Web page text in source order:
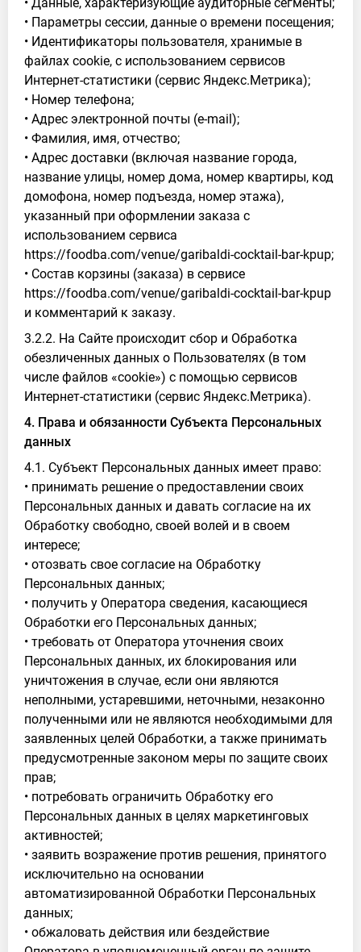
• Параметры сессии, данные о времени посещения;
• Идентификаторы пользователя, хранимые в
файлах cookie, с использованием сервисов
Интернет-статистики (сервис Яндекс.Метрика);
• Номер телефона;
• Адрес электронной почты (e-mail);
• Фамилия, имя, отчество;
• Адрес доставки (включая название города,
название улицы, номер дома, номер квартиры, код
домофона, номер подъезда, номер этажа),
указанный при оформлении заказа с
использованием сервиса
https://foodba.com/venue/garibaldi-cocktail-bar-kpup;
• Состав корзины (заказа) в сервисе
https://foodba.com/venue/garibaldi-cocktail-bar-kpup
и комментарий к заказу.
3.2.2. На Сайте происходит сбор и Обработка
обезличенных данных о Пользователях (в том
числе файлов «cookie») с помощью сервисов
Интернет-статистики (сервис Яндекс.Метрика).
4. Права и обязанности Субъекта Персональных
данных
4.1. Субъект Персональных данных имеет право:
• принимать решение о предоставлении своих
Персональных данных и давать согласие на их
Обработку свободно, своей волей и в своем
интересе;
• отозвать свое согласие на Обработку
Персональных данных;
• получить у Оператора сведения, касающиеся
Обработки его Персональных данных;
• требовать от Оператора уточнения своих
Персональных данных, их блокирования или
уничтожения в случае, если они являются
неполными, устаревшими, неточными, незаконно
полученными или не являются необходимыми для
заявленных целей Обработки, а также принимать
предусмотренные законом меры по защите своих
прав;
• потребовать ограничить Обработку его
Персональных данных в целях маркетинговых
активностей;
• заявить возражение против решения, принятого
исключительно на основании
автоматизированной Обработки Персональных
данных;
• обжаловать действия или бездействие